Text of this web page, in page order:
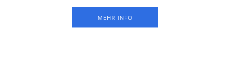
MEHR INFO